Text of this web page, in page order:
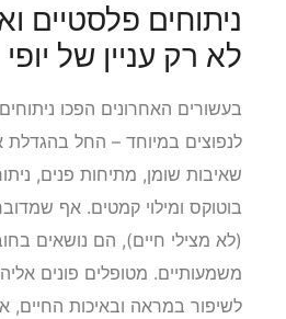
ניתוחים פלסטיים
לא רק עניין של יופי
בעשורים האחרונים הפכו
לנפוצים במיוחד – החל
שאיבות שומן, מתיחות פנים,
בוטוקס ומילוי קמטים. אף
(לא מצילי חיים), הם נושאים
משמעותיים. מטופלים פונים
לשיפור במראה ובאיכות